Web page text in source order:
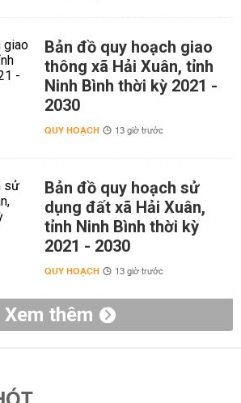
Bản đồ quy hoạch giao
thông xã Hải Xuân, tỉnh
Ninh Bình thời kỳ 2021 -
2030
QUY HOẠCH 13 giờ trước
Bản đồ quy hoạch sử
dụng đất xã Hải Xuân,
tỉnh Ninh Bình thời kỳ
2021 - 2030
QUY HOẠCH 13 giờ trước
Xem thêm